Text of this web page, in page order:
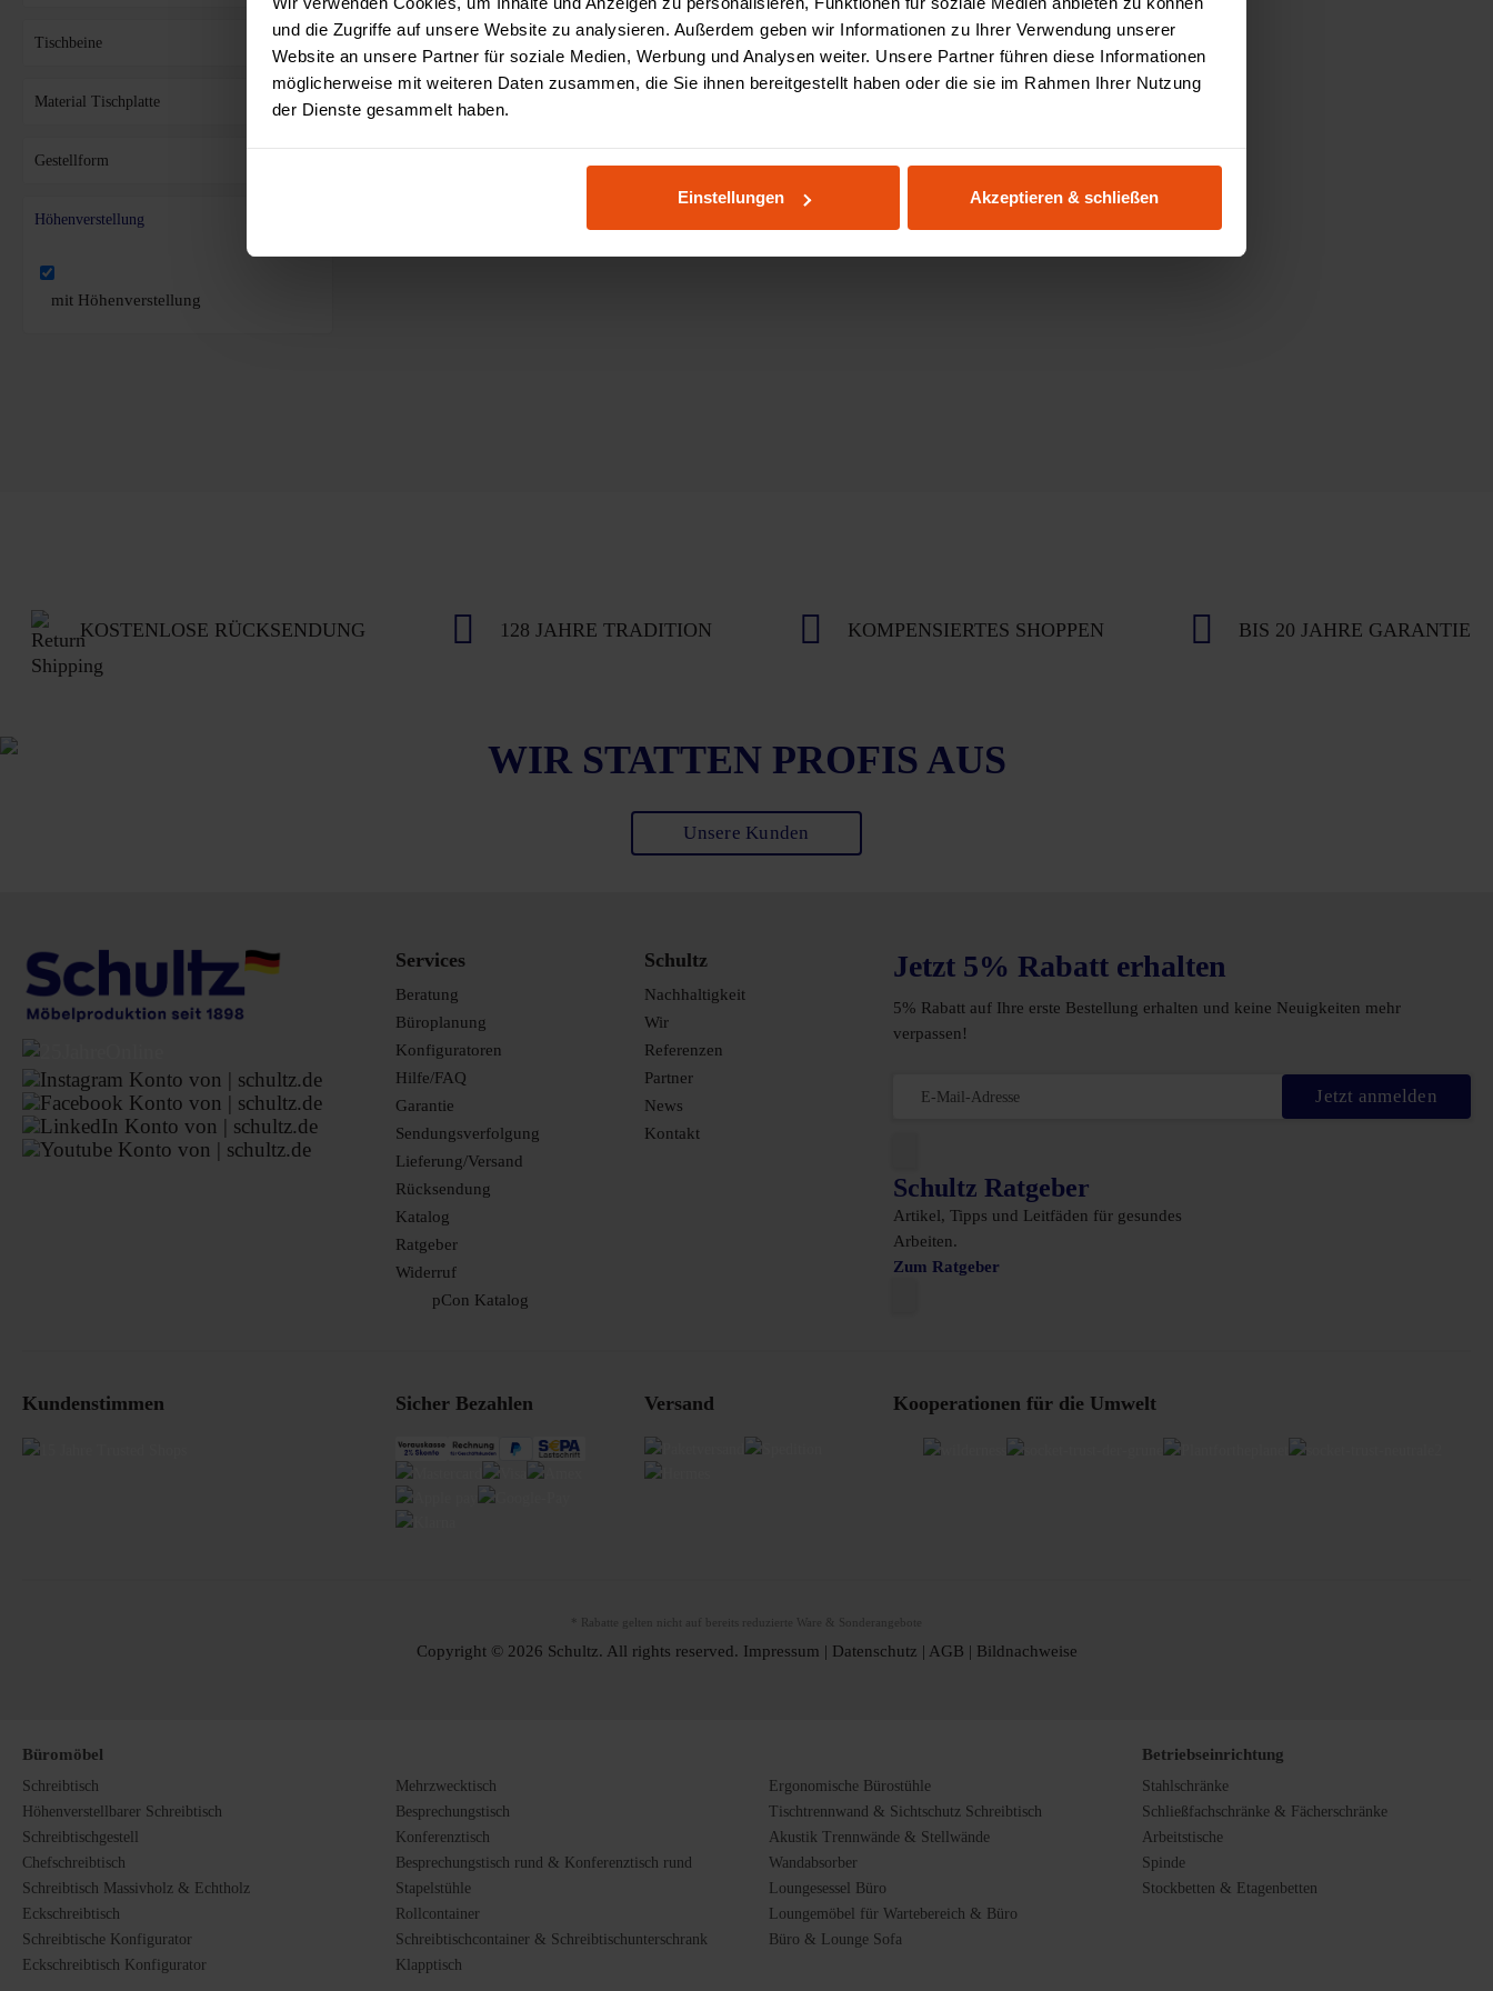
und die Zugriffe auf unsere Website zu analysieren. Außerdem geben wir Informationen zu Ihrer Verwendung unserer
Website an unsere Partner für soziale Medien, Werbung und Analysen weiter. Unsere Partner führen diese Informationen
möglicherweise mit weiteren Daten zusammen, die Sie ihnen bereitgestellt haben oder die sie im Rahmen Ihrer Nutzung
der Dienste gesammelt haben.
Einstellungen Akzeptieren & schließen
Tischbeine
Material Tischplatte
Gestellform
Höhenverstellung
mit Höhenverstellung
KOSTENLOSE RÜCKSENDUNG 128 JAHRE TRADITION KOMPENSIERTES SHOPPEN BIS 20 JAHRE GARANTIE
WIR STATTEN PROFIS AUS
Unsere Kunden
Services
Beratung
Büroplanung
Konfiguratoren
Hilfe/FAQ
Garantie
Sendungsverfolgung
Lieferung/Versand
Rücksendung
Katalog
Ratgeber
Widerruf
pCon Katalog
Schultz
Nachhaltigkeit
Wir
Referenzen
Partner
News
Kontakt
Jetzt 5% Rabatt erhalten
5% Rabatt auf Ihre erste Bestellung erhalten und keine Neuigkeiten mehr
verpassen!
Jetzt anmelden
Schultz Ratgeber
Artikel, Tipps und Leitfäden für gesundes
Arbeiten.
Zum Ratgeber
Kundenstimmen Sicher Bezahlen Versand Kooperationen für die Umwelt
* Rabatte gelten nicht auf bereits reduzierte Ware & Sonderangebote
Copyright © 2026 Schultz. All rights reserved. Impressum | Datenschutz | AGB | Bildnachweise
Büromöbel
Schreibtisch
Höhenverstellbarer Schreibtisch
Schreibtischgestell
Chefschreibtisch
Schreibtisch Massivholz & Echtholz
Eckschreibtisch
Schreibtische Konfigurator
Eckschreibtisch Konfigurator
Mehrzwecktisch
Besprechungstisch
Konferenztisch
Besprechungstisch rund & Konferenztisch rund
Stapelstühle
Rollcontainer
Schreibtischcontainer & Schreibtischunterschrank
Klapptisch
Ergonomische Bürostühle
Tischtrennwand & Sichtschutz Schreibtisch
Akustik Trennwände & Stellwände
Wandabsorber
Loungesessel Büro
Loungemöbel für Wartebereich & Büro
Büro & Lounge Sofa
Betriebseinrichtung
Stahlschränke
Schließfachschränke & Fächerschränke
Arbeitstische
Spinde
Stockbetten & Etagenbetten